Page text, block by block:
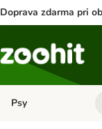
Doprava zdarma pri
Psy